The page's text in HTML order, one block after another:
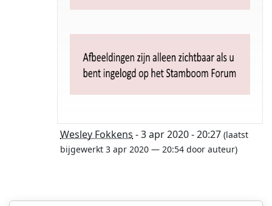
Wesley Fokkens - 3 apr 2020 - 20:27 (laatst
bijgewerkt 3 apr 2020 — 20:54 door auteur)
opgelost